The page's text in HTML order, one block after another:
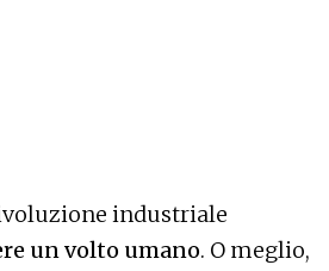
industriale
un volto umano. O meglio,